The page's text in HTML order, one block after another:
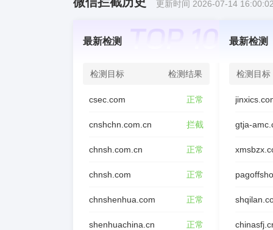
更新时间 2026-07-14
最新检测
检测目标 检测结果
csec.com 正常
cnshchn.com.cn 拦截
chnsh.com.cn 正常
chnsh.com 正常
chnshenhua.com 正常
shenhuachina.cn 正常
最新检测
检测目标
gtja-